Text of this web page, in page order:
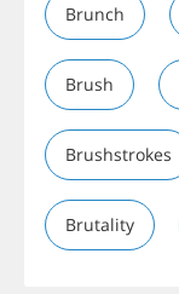
Brunch
Brush
Brushstrokes
Brutality